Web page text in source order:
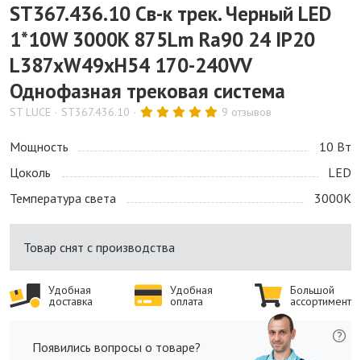
ST367.436.10 Св-к трек. Черный LED
1*10W 3000K 875Lm Ra90 24 IP20
L387xW49xH54 170-240VV
Однофазная трековая система
ST LUCE ST367.436.10 9 отзывов
Мощность
10 Bт
Цоколь
LED
Температура света
3000K
Товар снят с производства
Удобная
доставка
Удобная
оплата
Большой
ассортимент
Появились вопросы о товаре?